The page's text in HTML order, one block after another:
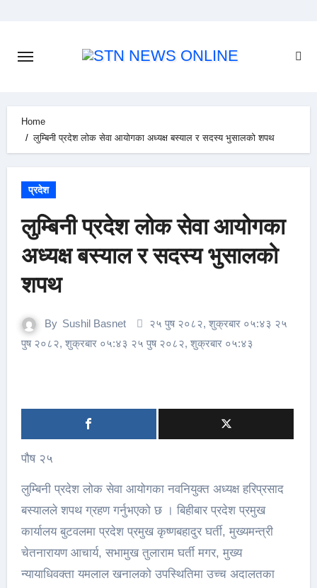
Home
लुम्बिनी प्रदेश लोक सेवा आयोगका अध्यक्ष बस्याल र सदस्य भुसालको शपथ
प्रदेश
लुम्बिनी प्रदेश लोक सेवा आयोगका
अध्यक्ष बस्याल र सदस्य भुसालको
शपथ
By Sushil Basnet
२५ पुष २०८२, शुक्रबार ०५:४३ २५
पुष २०८२, शुक्रबार ०५:४३ २५ पुष २०८२, शुक्रबार ०५:४३
पौष २५
लुम्बिनी प्रदेश लोक सेवा आयोगका नवनियुक्त अध्यक्ष हरिप्रसाद
बस्यालले शपथ ग्रहण गर्नुभएको छ । बिहीबार प्रदेश प्रमुख
कार्यालय बुटवलमा प्रदेश प्रमुख कृष्णबहादुर घर्ती, मुख्यमन्त्री
चेतनारायण आचार्य, सभामुख तुलाराम घर्ती मगर, मुख्य
न्यायाधिवक्ता यमलाल खनालको उपस्थितिमा उच्च अदालतका